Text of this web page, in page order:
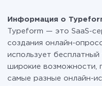
перейти на платный,
отарифах .
Информация о
Typeform — это SaaS-
создания онлайн-
использует
широкие возможности,
самые разные онлайн-